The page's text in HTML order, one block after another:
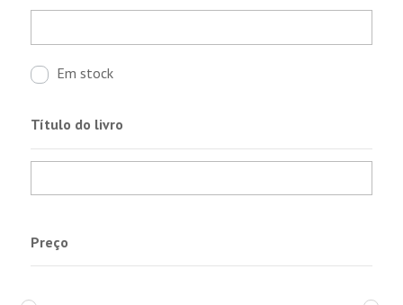
Em stock
Título do livro
Preço